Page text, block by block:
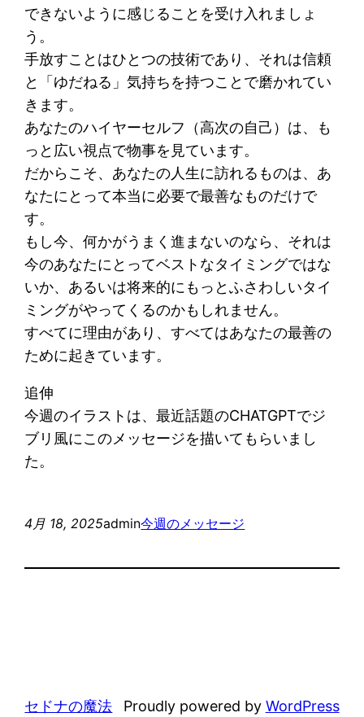
できないように感じることを受け入れましょ
う。
手放すことはひとつの技術であり、それは信頼
と「ゆだねる」気持ちを持つことで磨かれてい
きます。
あなたのハイヤーセルフ（高次の自己）は、も
っと広い視点で物事を見ています。
だからこそ、あなたの人生に訪れるものは、あ
なたにとって本当に必要で最善なものだけで
す。
もし今、何かがうまく進まないのなら、それは
今のあなたにとってベストなタイミングではな
いか、あるいは将来的にもっとふさわしいタイ
ミングがやってくるのかもしれません。
すべてに理由があり、すべてはあなたの最善の
ために起きています。
追伸
今週のイラストは、最近話題のCHATGPTでジ
ブリ風にこのメッセージを描いてもらいまし
た。
4月 18, 2025admin今週のメッセージ
セドナの魔法 Proudly powered by WordPress